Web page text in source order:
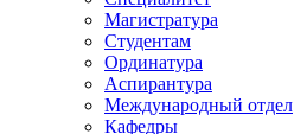
Магистратура
Студентам
Ординатура
Аспирантура
Международный отдел
Кафедры